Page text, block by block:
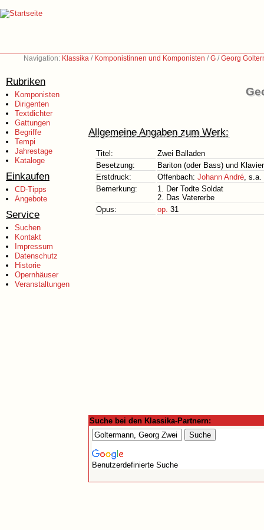
Navigation: Klassika / Komponistinnen und Komponisten /G /Georg
Rubriken
Komponisten
Dirigenten
Textdichter
Gattungen
Begriffe
Tempi
Jahrestage
Kataloge
Einkaufen
CD-Tipps
Angebote
Service
Suchen
Kontakt
Impressum
Datenschutz
Historie
Opernhäuser
Veranstaltungen
Allgemeine Angaben zum Werk:
Titel:
Zwei Balladen
Besetzung:
Bariton (oder Bass) und Klavier
Erstdruck:
Offenbach: Johann André, s.a.
Bemerkung:
1. Der Todte Soldat
2. Das Vatererbe
Opus:
op. 31
Suche bei den Klassika-Partnern:
Benutzerdefinierte Suche